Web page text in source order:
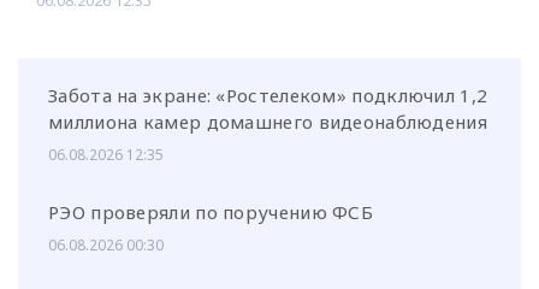
Забота на экране: «Ростелеком» подключил 1,2
миллиона камер домашнего видеонаблюдения
06.08.2026 12:35
РЭО проверяли по поручению ФСБ
06.08.2026 00:30